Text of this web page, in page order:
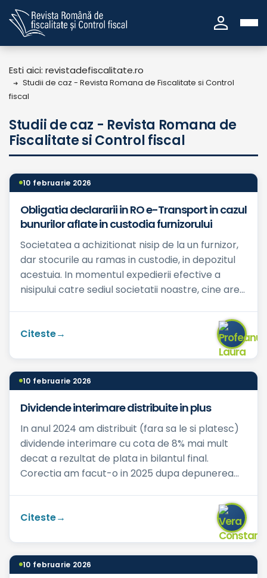
person
Esti aici: revistadefiscalitate.ro
Studii de caz - Revista Romana de Fiscalitate si Control
fiscal
Studii de caz - Revista Romana de
Fiscalitate si Control fiscal
10 februarie 2026
Obligatia declararii in RO e-Transport in cazul
bunurilor aflate in custodia furnizorului
Societatea a achizitionat nisip de la un furnizor,
dar stocurile au ramas in custodie, in depozitul
acestuia. In momentul expedierii efective a
nisipului catre sediul societatii noastre, cine are
Citeste
10 februarie 2026
Dividende interimare distribuite in plus
In anul 2024 am distribuit (fara sa le si platesc)
dividende interimare cu cota de 8% mai mult
decat a rezultat de plata in bilantul final.
Corectia am facut-o in 2025 dupa depunerea
Citeste
10 februarie 2026